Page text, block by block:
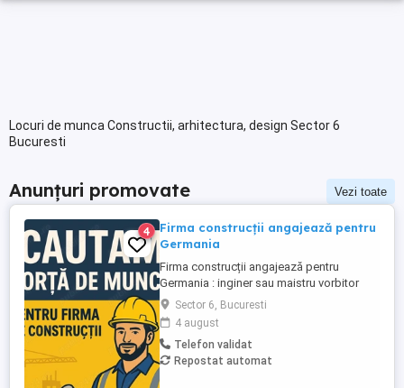
Locuri de munca Constructii, arhitectura, design Sector 6
Bucuresti
Anunțuri promovate Vezi toate
4
Firma construcții angajează pentru
Germania
Firma construcții angajează pentru
Germania : inginer sau maistru vorbitor
limba germana cunostinte Aufmas -
Macaragiu - Sef echipa (vorbitor germană
minim 30%) - Fierari - Dulgheri - Zidari -
Macaragi
Sector 6, Bucuresti
4 august
Telefon validat
Repostat automat